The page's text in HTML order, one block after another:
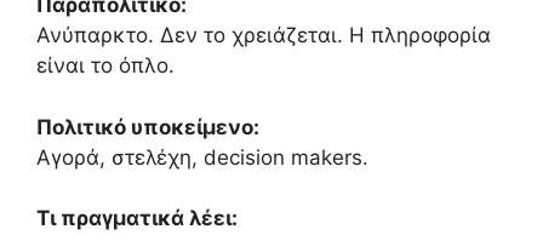
Παραπολιτικό:
Ανύπαρκτο. Δεν το χρειάζεται. Η πληροφορία
είναι το όπλο.
Πολιτικό υποκείμενο:
Αγορά, στελέχη, decision makers.
Τι πραγματικά λέει: